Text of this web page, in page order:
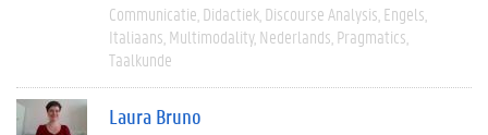
Communicatie Didactiek Discourse Analysis Engels
Italiaans Multimodality Nederlands Pragmatics
Taalkunde
Laura Bruno